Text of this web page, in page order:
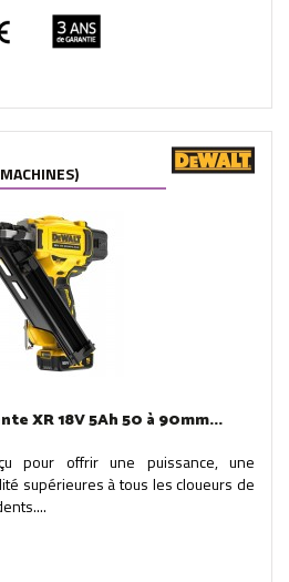
XR 18V 5Ah 50 à 90mm...
pour offrir une puissance, une
supérieures à tous les cloueurs de